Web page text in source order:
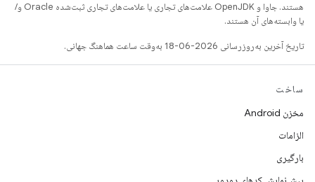
هستند. جاوا و OpenJDK علامت‌های تجاری یا علامت‌های تجاری ثبت‌شده Oracle و/
یا وابسته‌های آن هستند.
تاریخ آخرین به‌روزرسانی 2026-06-18 به‌وقت ساعت هماهنگ جهانی.
ساخت
مخزن Android
الزامات
بارگیری